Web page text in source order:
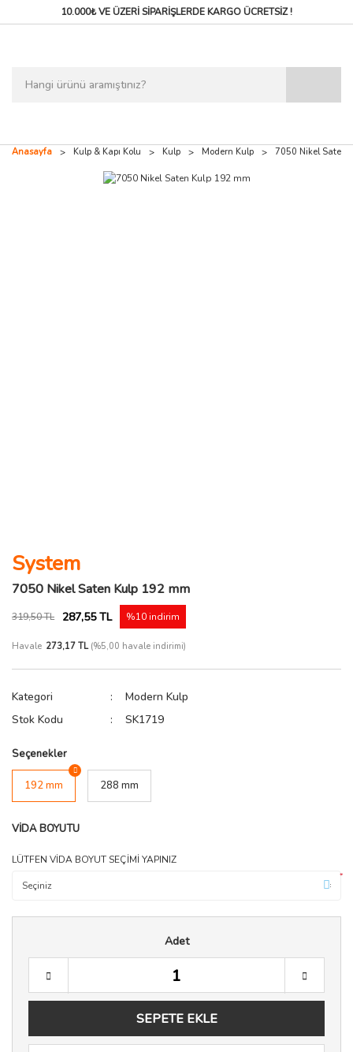
10.000₺ VE ÜZERİ SİPARİŞLERDEKARGO ÜCRETSİZ !
Anasayfa Kulp & Kapı Kolu Kulp Modern Kulp 7050 Nikel Saten
System
7050 Nikel Saten Kulp 192 mm
319,50 TL 287,55 TL %10 indirim
Havale 273,17 TL(%5,00 havale indirimi)
Kategori
Modern Kulp
Stok Kodu
SK1719
Seçenekler
192 mm 288 mm
VİDA BOYUTU
LÜTFEN VİDA BOYUT SEÇİMİ YAPINIZ
*
Adet
SEPETE EKLE